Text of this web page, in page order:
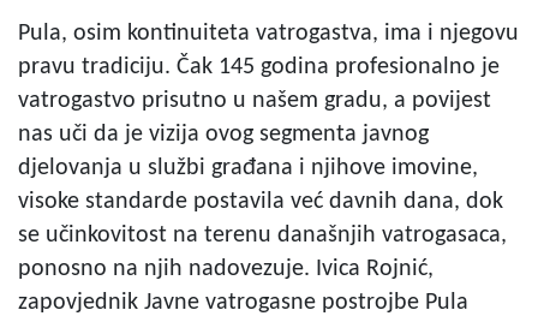
Pula, osim kontinuiteta vatrogastva, ima i njegovu
pravu tradiciju. Čak 145 godina profesionalno je
vatrogastvo prisutno u našem gradu, a povijest
nas uči da je vizija ovog segmenta javnog
djelovanja u službi građana i njihove imovine,
visoke standarde postavila već davnih dana, dok
se učinkovitost na terenu današnjih vatrogasaca,
ponosno na njih nadovezuje. Ivica Rojnić,
zapovjednik Javne vatrogasne postrojbe Pula